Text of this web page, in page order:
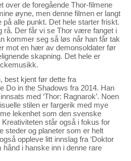
over de foregående Thor-filmene
øyne, men denne filmen er langt
på alle punkt. Det hele starter friskt.
rå. Der får vi se Thor være fanget i
kommer seg så løs når han får tak
mot en hær av demonsoldater før
skapning. Det hele er
best kjent før dette fra
Do in the Shadows fra 2014. Han
med ‘Thor: Ragnarok’. Noen
stilen er fargerik med mye
lekenhet som den svenske
står også i fokus for
steder og planeter som er helt
oppleve litt innslag fra ‘Doktor
hånd i hanske inn i denne rare